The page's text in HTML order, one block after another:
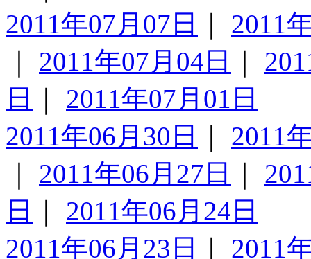
2011年07月07日
2011
2011年07月04日
日
2011年07月01日
2011年06月30日
2011
2011年06月27日
日
2011年06月24日
2011年06月23日
2011